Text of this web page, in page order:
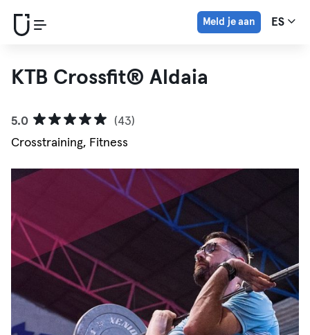
Meld je aan ES
KTB Crossfit® Aldaia
5.0
(43)
Crosstraining, Fitness